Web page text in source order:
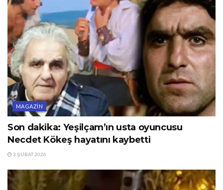
MAGAZIN
Son dakika: Yeşilçam’ın usta oyuncusu
Necdet Kökeş hayatını kaybetti
3 ŞUBAT 2026